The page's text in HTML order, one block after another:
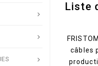





Liste
câbles